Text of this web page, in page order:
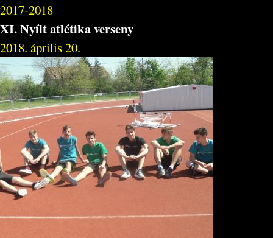
2017-2018
XI. Nyílt atlétika verseny
2018. április 20.